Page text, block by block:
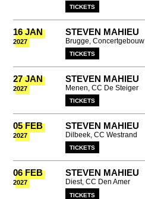
TICKETS
16 JAN
2027
STEVEN MAHIEU
Brugge, Concertgebouw
TICKETS
27 JAN
2027
STEVEN MAHIEU
Menen, CC De Steiger
TICKETS
05 FEB
2027
STEVEN MAHIEU
Dilbeek, CC Westrand
TICKETS
06 FEB
2027
STEVEN MAHIEU
Diest, CC Den Amer
TICKETS